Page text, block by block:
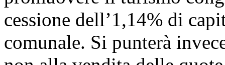
cessione dell’1,14% di
comunale. Si punterà